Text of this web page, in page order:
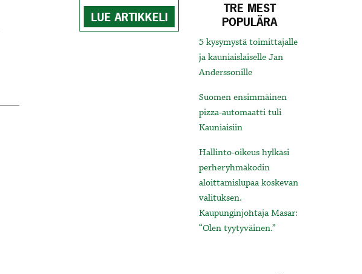
LUE ARTIKKELI
TRE MEST
POPULÄRA
5 kysymystä toimittajalle
ja kauniaislaiselle Jan
Anderssonille
Suomen ensimmäinen
pizza-automaatti tuli
Kauniaisiin
Hallinto-oikeus hylkäsi
perheryhmäkodin
aloittamislupaa koskevan
valituksen.
Kaupunginjohtaja Masar:
“Olen tyytyväinen.”